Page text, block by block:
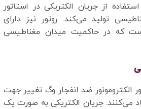
از جریان الکتریکی در استاتور
تولید می‌کند. روتور نیز دارای
که در حاکمیت میدان مغناطیسی
الکتروموتور ضد انفجار وگ تغییر جهت
می‌کنند. جریان الکتریکی به صورت یک